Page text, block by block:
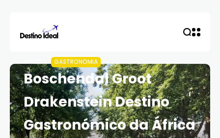
GASTRONOMIA
Boschendal Groot
Drakenstein Destino
Gastronómico da África